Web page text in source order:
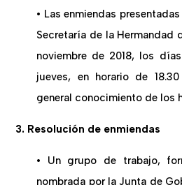
• Las enmiendas
Secretaría de la Hermandad
noviembre de 2018, los
jueves, en horario de
general conocimiento de los
3. Resolución de enmiendas
• Un grupo de trabajo,
nombrada por la Junta de